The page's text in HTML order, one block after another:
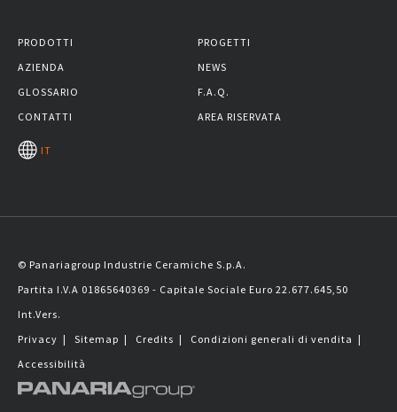
PRODOTTI
PROGETTI
AZIENDA
NEWS
GLOSSARIO
F.A.Q.
CONTATTI
AREA RISERVATA
IT
© Panariagroup Industrie Ceramiche S.p.A.
Partita I.V.A 01865640369 - Capitale Sociale Euro 22.677.645,50
Int.Vers.
Privacy | Sitemap | Credits | Condizioni generali di vendita |
Accessibilità